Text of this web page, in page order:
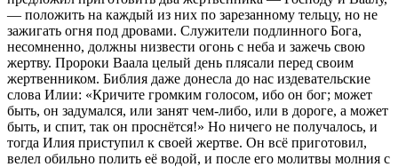
— положить на каждый из них по зарезанному тельцу, но не
зажигать огня под дровами. Служители подлинного Бога,
несомненно, должны низвести огонь с неба и зажечь свою
жертву. Пророки Ваала целый день плясали перед своим
жертвенником. Библия даже донесла до нас издевательские
слова Илии: «Кричите громким голосом, ибо он бог; может
быть, он задумался, или занят чем-либо, или в дороге, а может
быть, и спит, так он проснётся!» Но ничего не получалось, и
тогда Илия приступил к своей жертве. Он всё приготовил,
велел обильно полить её водой, и после его молитвы молния с